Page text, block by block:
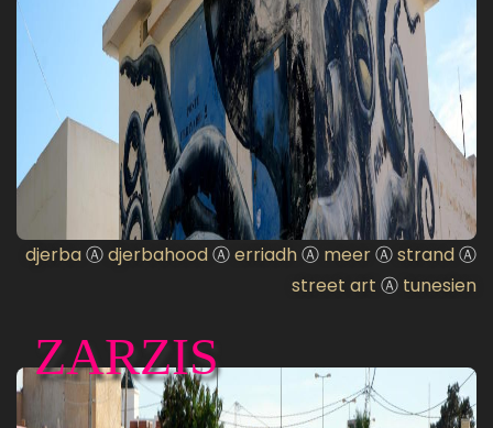
djerbaⒶdjerbahoodⒶerriadhⒶ meerⒶstrandⒶ
street art Ⓐ tunesien
ZARZIS